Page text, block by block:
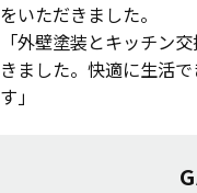
をいただきました。
「外壁塗装とキッチン
きました。快適に生活
す」